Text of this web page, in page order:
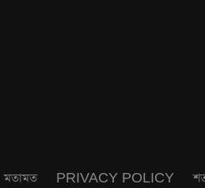
মতামত PRIVACY POLICY